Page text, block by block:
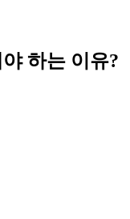
하는 이유?